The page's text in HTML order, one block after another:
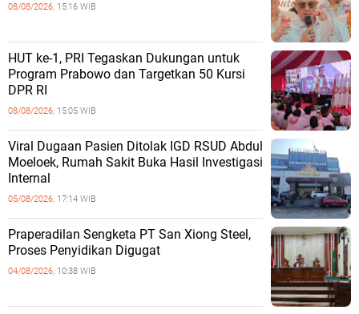
08/08/2026, 15:16 WIB
HUT ke-1, PRI Tegaskan Dukungan untuk
Program Prabowo dan Targetkan 50 Kursi
DPR RI
08/08/2026, 15:05 WIB
Viral Dugaan Pasien Ditolak IGD RSUD Abdul
Moeloek, Rumah Sakit Buka Hasil Investigasi
Internal
05/08/2026, 17:14 WIB
Praperadilan Sengketa PT San Xiong Steel,
Proses Penyidikan Digugat
04/08/2026, 10:38 WIB